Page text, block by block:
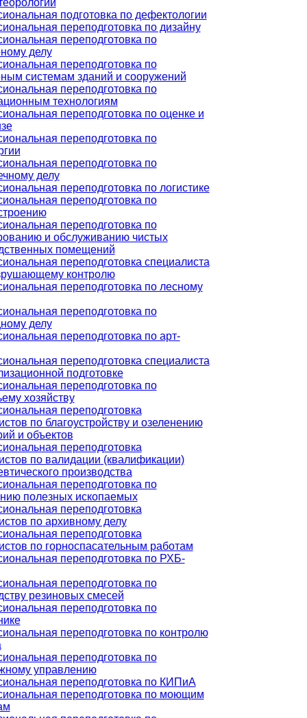
подготовка по дефектологии
переподготовка по дизайну
переподготовка по
делу
переподготовка по
системам зданий и сооружений
переподготовка по
технологиям
переподготовка по оценке и
переподготовка по
переподготовка по
делу
переподготовка по логистике
переподготовка по
переподготовка по
и обслуживанию чистых
помещений
переподготовка специалиста
контролю
переподготовка по лесному
переподготовка по
делу
переподготовка по арт-
переподготовка специалиста
подготовке
переподготовка по
хозяйству
переподготовка
по благоустройству и озеленению
и объектов
переподготовка
по валидации (квалификации)
производства
переподготовка по
полезных ископаемых
переподготовка
по архивному делу
переподготовка
по горноспасательным работам
переподготовка по РХБ-
переподготовка по
резиновых смесей
переподготовка по
переподготовка по контролю
переподготовка по
управлению
переподготовка по КИПиА
переподготовка по моющим